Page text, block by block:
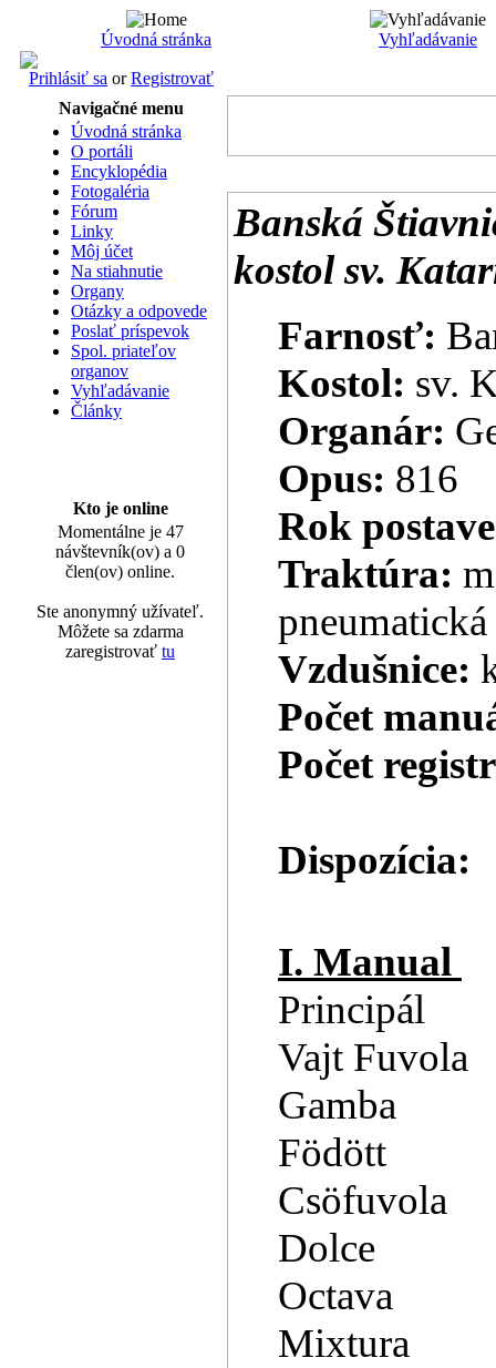
Úvodná stránka Vyhľadávanie
Prihlásiť sa orRegistrovať
Navigačné menu
Úvodná stránka
O portáli
Encyklopédia
Fotogaléria
Fórum
Linky
Môj účet
Na stiahnutie
Organy
Otázky a odpovede
Poslať príspevok
Spol. priateľov
organov
Vyhľadávanie
Články
Kto je online
Momentálne je 47
návštevník(ov) a 0
člen(ov) online.
Ste anonymný užívateľ.
Môžete sa zdarma
zaregistrovať tu
Banská
kostol sv.
Farnosť:
Kostol: sv.
Organár:
Opus: 816
Rok
Traktúra:
pneumatická
Vzdušnice:
Počet
Počet
Dispozícia:
I. Manual
Principál
Vajt Fuvola
Gamba
Födött
Csöfuvola
Dolce
Octava
Mixtura